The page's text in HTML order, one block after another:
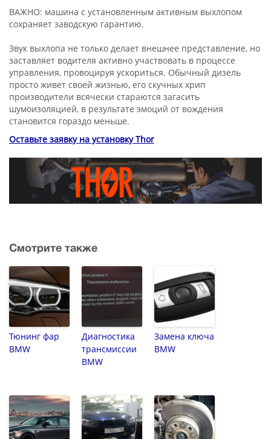
ВАЖНО: машина с установленным активным выхлопом
сохраняет заводскую гарантию.
Звук выхлопа не только делает внешнее представление, но
заставляет водителя активно участвовать в процессе
управления, провоцируя ускориться. Обычный дизель
просто живет своей жизнью, его скучных хрип
производители всячески стараются загасить
шумоизоляцией, в результате эмоций от вождения
становится гораздо меньше.
Оставьте заявку на установку Thor
Смотрите также
Тюнинг фар
BMW
Диагностика
трансмиссии
BMW
Замена ключа
BMW